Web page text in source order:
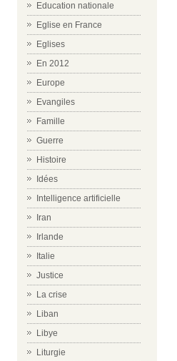
Education nationale
Eglise en France
Eglises
En 2012
Europe
Evangiles
Famille
Guerre
Histoire
Idées
Intelligence artificielle
Iran
Irlande
Italie
Justice
La crise
Liban
Libye
Liturgie